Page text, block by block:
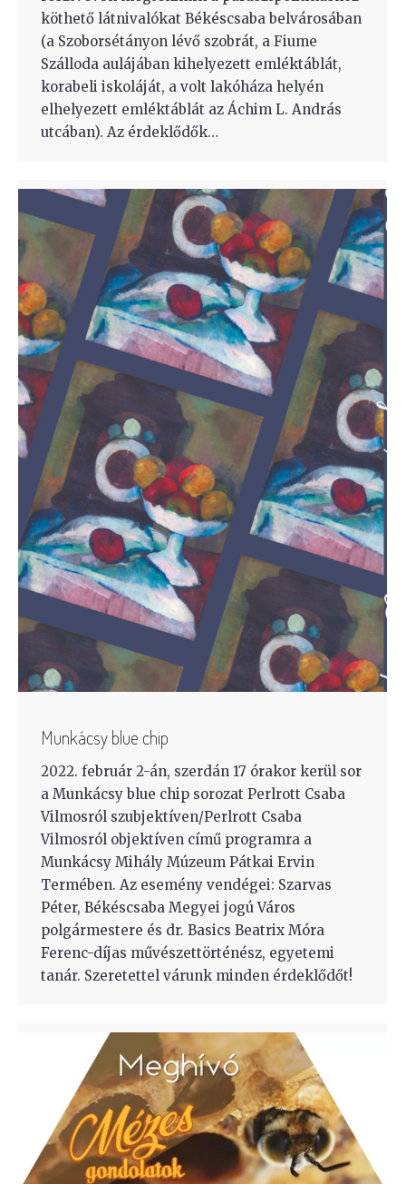
köthető látnivalókat Békéscsaba belvárosában
(a Szoborsétányon lévő szobrát, a Fiume
Szálloda aulájában kihelyezett emléktáblát,
korabeli iskoláját, a volt lakóháza helyén
elhelyezett emléktáblát az Áchim L. András
utcában). Az érdeklődők…
Munkácsy blue chip
2022. február 2-án, szerdán 17 órakor kerül sor
a Munkácsy blue chip sorozat Perlrott Csaba
Vilmosról szubjektíven/Perlrott Csaba
Vilmosról objektíven című programra a
Munkácsy Mihály Múzeum Pátkai Ervin
Termében. Az esemény vendégei: Szarvas
Péter, Békéscsaba Megyei jogú Város
polgármestere és dr. Basics Beatrix Móra
Ferenc-díjas művészettörténész, egyetemi
tanár. Szeretettel várunk minden érdeklődőt!